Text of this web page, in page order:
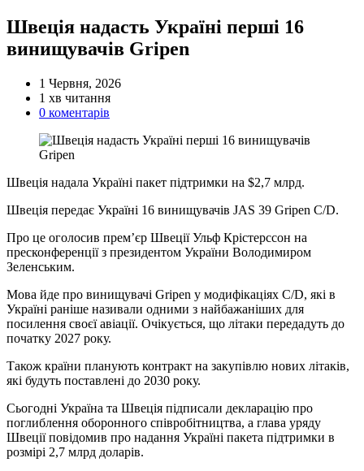
Швеція надасть Україні перші 16
винищувачів Gripen
1 Червня, 2026
Орієнтовний
час
1 хв читання
0 коментарів
Швеція надала Україні пакет підтримки на $2,7 млрд.
Швеція передає Україні 16 винищувачів JAS 39 Gripen C/D.
Про це оголосив прем’єр Швеції Ульф Крістерссон на
пресконференції з президентом України Володимиром
Зеленським.
Мова йде про винищувачі Gripen у модифікаціях C/D, які в
Україні раніше називали одними з найбажаніших для
посилення своєї авіації. Очікується, що літаки передадуть до
початку 2027 року.
Також країни планують контракт на закупівлю нових літаків,
які будуть поставлені до 2030 року.
Сьогодні Україна та Швеція підписали декларацію про
поглиблення оборонного співробітництва, а глава уряду
Швеції повідомив про надання Україні пакета підтримки в
розмірі 2,7 млрд доларів.